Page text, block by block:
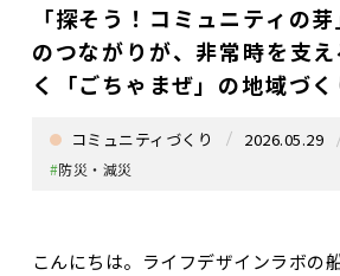
「探そう！コミュニティの
のつながりが、非常時を支
く「ごちゃまぜ」の地域づく
コミュニティづくり 2026.05.29
#防災・減災
こんにちは。ライフデザインラボの